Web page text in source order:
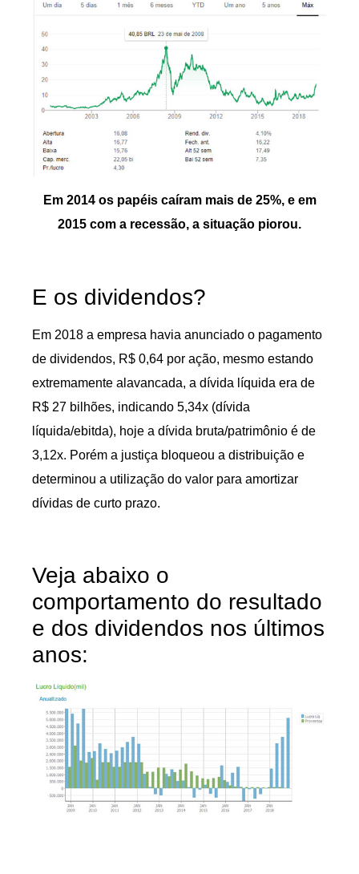
Em 2014 os papéis caíram mais de 25%, e em
2015 com a recessão, a situação piorou.
E os dividendos?
Em 2018 a empresa havia anunciado o pagamento
de dividendos, R$ 0,64 por ação, mesmo estando
extremamente alavancada, a dívida líquida era de
R$ 27 bilhões, indicando 5,34x (dívida
líquida/ebitda), hoje a dívida bruta/patrimônio é de
3,12x. Porém a justiça bloqueou a distribuição e
determinou a utilização do valor para amortizar
dívidas de curto prazo.
Veja abaixo o
comportamento do resultado
e dos dividendos nos últimos
anos: